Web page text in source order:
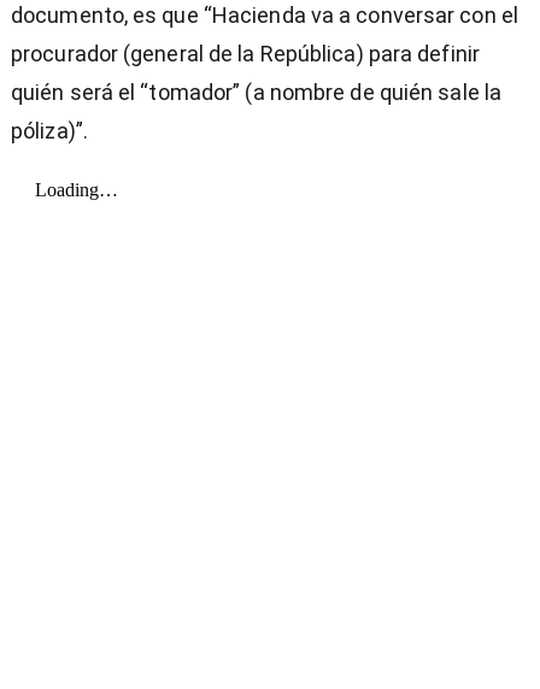
documento, es que “Hacienda va a conversar con el
procurador (general de la República) para definir
quién será el “tomador” (a nombre de quién sale la
póliza)”.